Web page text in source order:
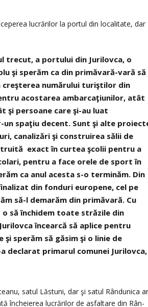
lucrărilor la portul din localitate, dar
trecut, a portului din Jurilovca, o
şi sperăm ca din primăvară-vară să
creşterea numărului turiştilor din
acostarea ambarcaţiunilor, atât
şi persoane care şi-au luat
un spaţiu decent. Sunt şi alte
canalizări şi construirea sălii de
exact în curtea şcolii pentru a
pentru a face orele de sport în
ca anul acesta s-o terminăm. Din
din fonduri europene, cel pe
să-l demarăm din primăvară. Cu
să închidem toate străzile din
încearcă să aplice pentru
sperăm să găsim şi o linie de
declarat primarul comunei Jurilovca,
satul Lăstuni, dar şi satul Rândunica
încheierea lucrărilor de asfaltare din Rân-